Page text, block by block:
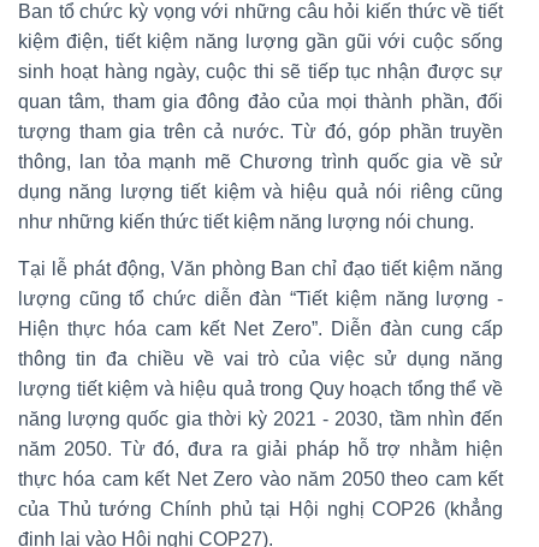
Ban tổ chức kỳ vọng với những câu hỏi kiến thức về tiết
kiệm điện, tiết kiệm năng lượng gần gũi với cuộc sống
sinh hoạt hàng ngày, cuộc thi sẽ tiếp tục nhận được sự
quan tâm, tham gia đông đảo của mọi thành phần, đối
tượng tham gia trên cả nước. Từ đó, góp phần truyền
thông, lan tỏa mạnh mẽ Chương trình quốc gia về sử
dụng năng lượng tiết kiệm và hiệu quả nói riêng cũng
như những kiến thức tiết kiệm năng lượng nói chung.
Tại lễ phát động, Văn phòng Ban chỉ đạo tiết kiệm năng
lượng cũng tổ chức diễn đàn “Tiết kiệm năng lượng -
Hiện thực hóa cam kết Net Zero”. Diễn đàn cung cấp
thông tin đa chiều về vai trò của việc sử dụng năng
lượng tiết kiệm và hiệu quả trong Quy hoạch tổng thể về
năng lượng quốc gia thời kỳ 2021 - 2030, tầm nhìn đến
năm 2050. Từ đó, đưa ra giải pháp hỗ trợ nhằm hiện
thực hóa cam kết Net Zero vào năm 2050 theo cam kết
của Thủ tướng Chính phủ tại Hội nghị COP26 (khẳng
định lại vào Hội nghị COP27).